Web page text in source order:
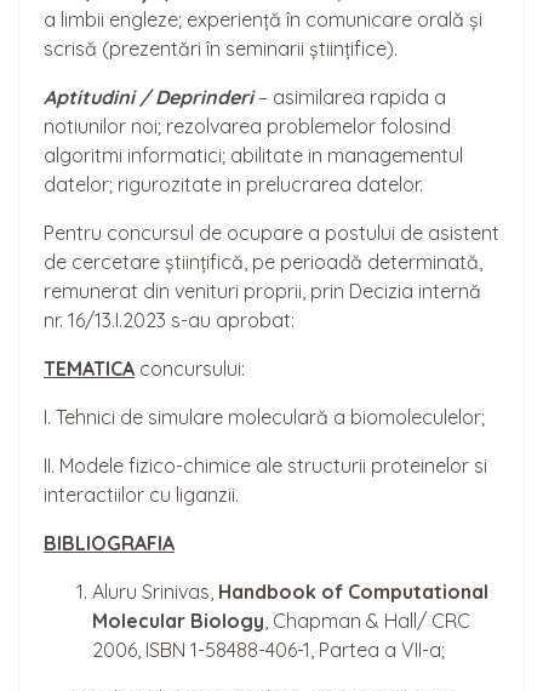
a limbii engleze; experiență în comunicare orală și
scrisă (prezentări în seminarii științifice).
Aptitudini / Deprinderi– asimilarea rapida a
notiunilor noi; rezolvarea problemelor folosind
algoritmi informatici; abilitate in managementul
datelor; rigurozitate in prelucrarea datelor.
Pentru concursul de ocupare a postului de asistent
de cercetare științifică, pe perioadă determinată,
remunerat din venituri proprii, prin Decizia internă
nr. 16/13.I.2023 s-au aprobat:
TEMATICA concursului:
I. Tehnici de simulare moleculară a biomoleculelor;
II. Modele fizico-chimice ale structurii proteinelor si
interactiilor cu liganzii.
BIBLIOGRAFIA
Aluru Srinivas, Handbook of Computational
Molecular Biology, Chapman & Hall/ CRC
2006, ISBN 1-58488-406-1, Partea a VII-a;